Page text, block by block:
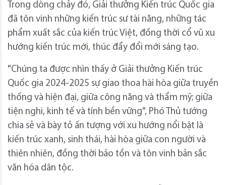
Trong dòng chảy đó, Giải thưởng Kiến trúc Quốc gia
đã tôn vinh những kiến trúc sư tài năng, những tác
phẩm xuất sắc của kiến trúc Việt, đồng thời cổ vũ xu
hướng kiến trúc mới, thúc đẩy đổi mới sáng tạo.
"Chúng ta được nhìn thấy ở Giải thưởng Kiến trúc
Quốc gia 2024-2025 sự giao thoa hài hòa giữa truyền
thống và hiện đại, giữa công năng và thẩm mỹ; giữa
tiện nghi, kinh tế và tính bền vững", Phó Thủ tướng
chia sẻ và bày tỏ ấn tượng với xu hướng nổi bật là
kiến trúc xanh, sinh thái, hài hòa giữa con người và
thiên nhiên, đồng thời bảo tồn và tôn vinh bản sắc
văn hóa dân tộc.